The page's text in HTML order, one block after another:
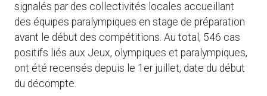
signalés par des collectivités locales accueillant
des équipes paralympiques en stage de préparation
avant le début des compétitions. Au total, 546 cas
positifs liés aux Jeux, olympiques et paralympiques,
ont été recensés depuis le 1er juillet, date du début
du décompte.